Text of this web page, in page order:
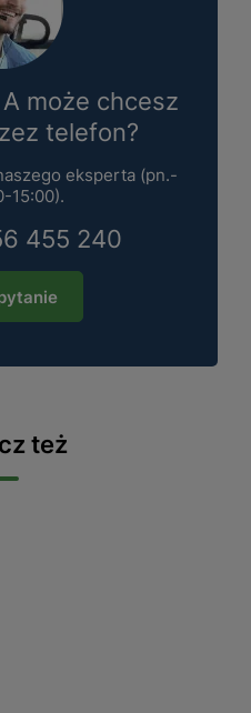
A może chcesz
telefon?
eksperta (pn.-
15:00).
455 240
też